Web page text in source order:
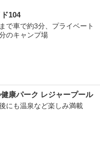
104
で車で約3分、プライベート
のキャンプ場
健康パーク レジャープール
にも温泉など楽しみ満載